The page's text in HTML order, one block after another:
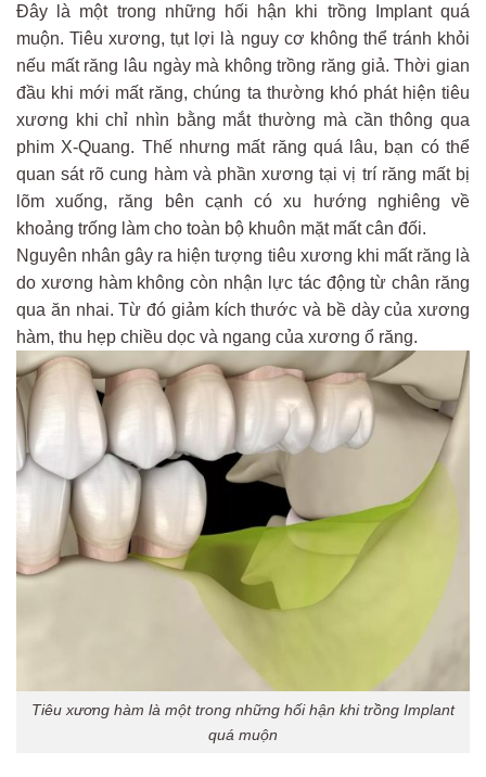
Đây là một trong những hối hận khi trồng Implant quá
muộn. Tiêu xương, tụt lợi là nguy cơ không thể tránh khỏi
nếu mất răng lâu ngày mà không trồng răng giả. Thời gian
đầu khi mới mất răng, chúng ta thường khó phát hiện tiêu
xương khi chỉ nhìn bằng mắt thường mà cần thông qua
phim X-Quang. Thế nhưng mất răng quá lâu, bạn có thể
quan sát rõ cung hàm và phần xương tại vị trí răng mất bị
lõm xuống, răng bên cạnh có xu hướng nghiêng về
khoảng trống làm cho toàn bộ khuôn mặt mất cân đối.
Nguyên nhân gây ra hiện tượng tiêu xương khi mất răng là
do xương hàm không còn nhận lực tác động từ chân răng
qua ăn nhai. Từ đó giảm kích thước và bề dày của xương
hàm, thu hẹp chiều dọc và ngang của xương ổ răng.
Tiêu xương hàm là một trong những hối hận khi trồng Implant
quá muộn